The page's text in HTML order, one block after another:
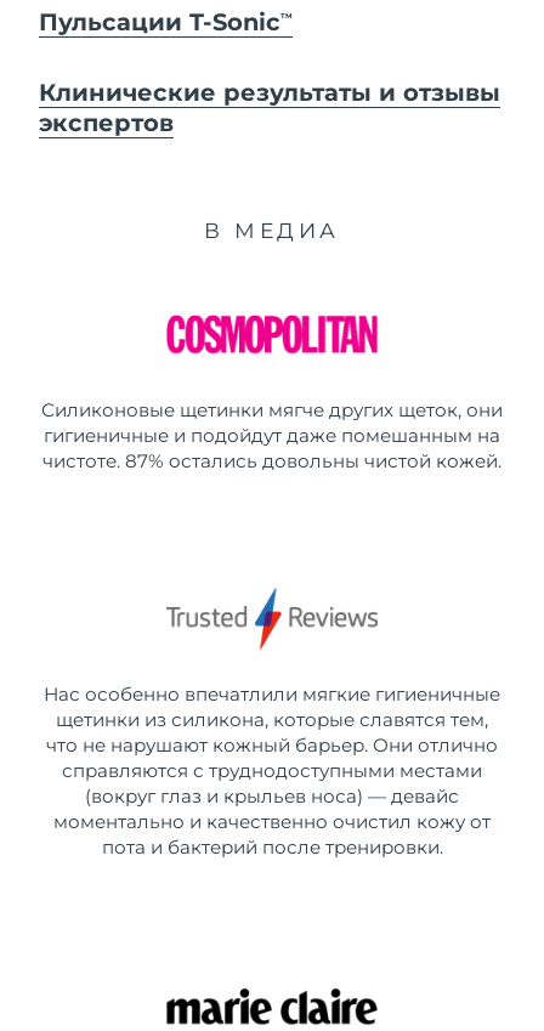
Пульсации T-SonicTM
Клинические результаты и отзывы
экспертов
В МЕДИА
Силиконовые щетинки мягче других щеток, они
гигиеничные и подойдут даже помешанным на
чистоте. 87% остались довольны чистой кожей.
Нас особенно впечатлили мягкие гигиеничные
щетинки из силикона, которые славятся тем,
что не нарушают кожный барьер. Они отлично
справляются с труднодоступными местами
(вокруг глаз и крыльев носа) — девайс
моментально и качественно очистил кожу от
пота и бактерий после тренировки.